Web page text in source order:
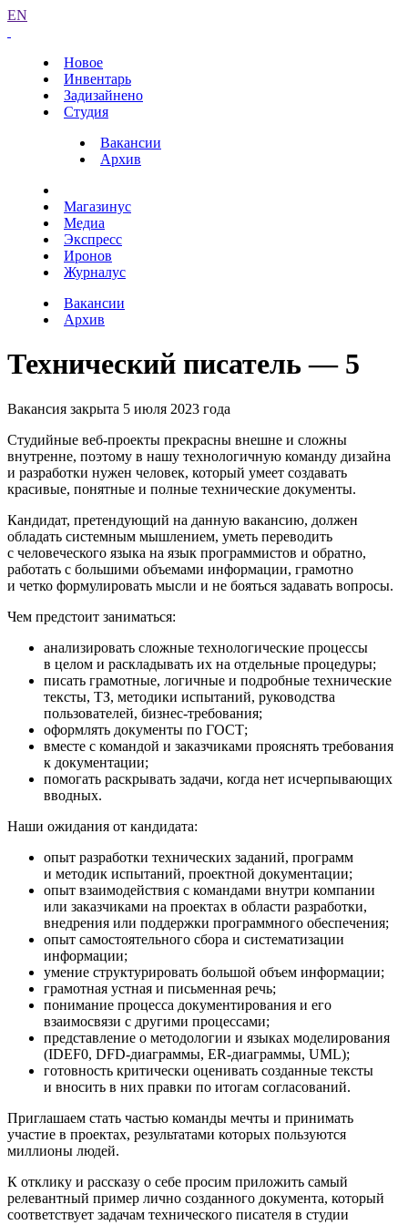
EN
Новое
Инвентарь
Задизайнено
Студия
Вакансии
Архив
Магазинус
Медиа
Экспресс
Иронов
Журналус
Вакансии
Архив
Технический писатель — 5
Вакансия закрыта 5 июля 2023 года
Студийные веб-проекты прекрасны внешне и сложны
внутренне, поэтому в нашу технологичную команду дизайна
и разработки нужен человек, который умеет создавать
красивые, понятные и полные технические документы.
Кандидат, претендующий на данную вакансию, должен
обладать системным мышлением, уметь переводить
с человеческого языка на язык программистов и обратно,
работать с большими объемами информации, грамотно
и четко формулировать мысли и не бояться задавать вопросы.
Чем предстоит заниматься:
анализировать сложные технологические процессы
в целом и раскладывать их на отдельные процедуры;
писать грамотные, логичные и подробные технические
тексты, ТЗ, методики испытаний, руководства
пользователей, бизнес-требования;
оформлять документы по ГОСТ;
вместе с командой и заказчиками прояснять требования
к документации;
помогать раскрывать задачи, когда нет исчерпывающих
вводных.
Наши ожидания от кандидата:
опыт разработки технических заданий, программ
и методик испытаний, проектной документации;
опыт взаимодействия с командами внутри компании
или заказчиками на проектах в области разработки,
внедрения или поддержки программного обеспечения;
опыт самостоятельного сбора и систематизации
информации;
умение структурировать большой объем информации;
грамотная устная и письменная речь;
понимание процесса документирования и его
взаимосвязи с другими процессами;
представление о методологии и языках моделирования
(IDEF0, DFD-диаграммы, ER-диаграммы, UML);
готовность критически оценивать созданные тексты
и вносить в них правки по итогам согласований.
Приглашаем стать частью команды мечты и принимать
участие в проектах, результатами которых пользуются
миллионы людей.
К отклику и рассказу о себе просим приложить самый
релевантный пример лично созданного документа, который
соответствует задачам технического писателя в студии